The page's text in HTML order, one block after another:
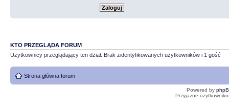
KTO PRZEGLĄDA FORUM
Użytkownicy przeglądający ten dział: Brak zidentyfikowanych użytkowników i 1 gość
Strona główna forum
Powered by
Przyjazne